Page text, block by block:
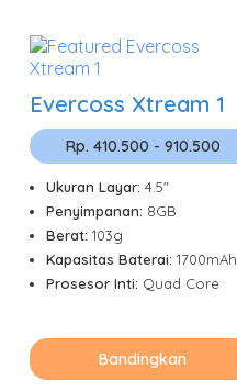
Evercoss Xtream 1
Rp. 410.500 - 910.500
Ukuran Layar: 4.5"
Penyimpanan: 8GB
Berat: 103g
Kapasitas Baterai: 1700mAh
Prosesor Inti: Quad Core
Bandingkan